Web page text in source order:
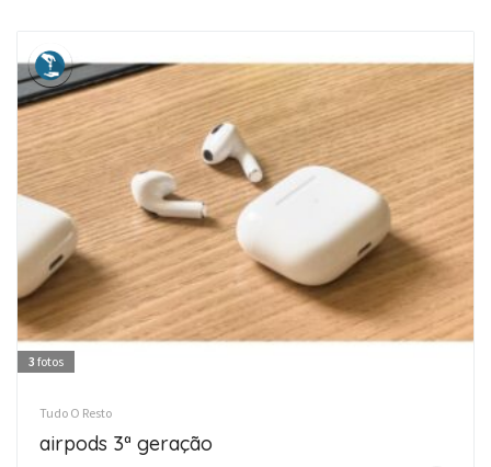
3 fotos
Tudo O Resto
airpods 3ª geração